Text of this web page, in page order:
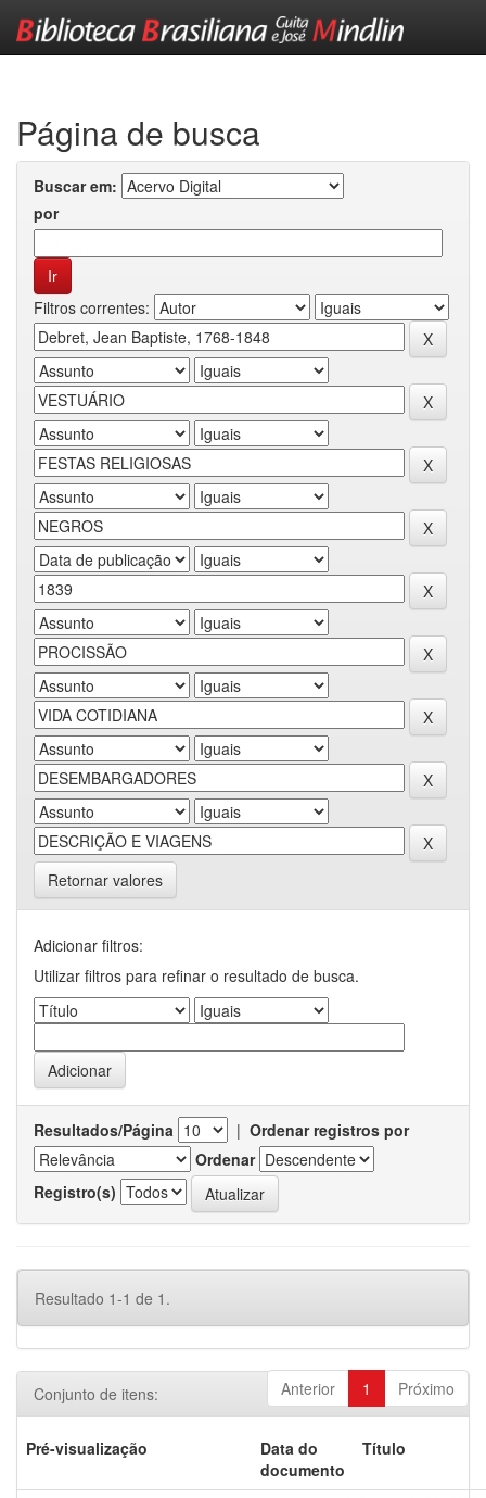
Página de busca
Buscar em:
por
Filtros correntes:
Retornar valores
Adicionar filtros:
Utilizar filtros para refinar o resultado de busca.
Resultados/Página | Ordenar registros por
Ordenar
Registro(s)
Resultado 1-1 de 1.
Anterior 1 Próximo
Conjunto de itens:
Pré-visualização
Data do
documento
Título